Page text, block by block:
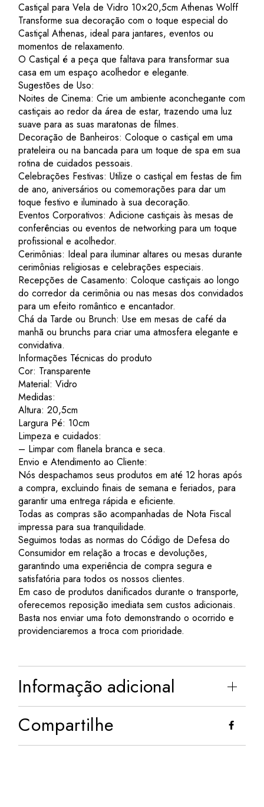
Castiçal para Vela de Vidro 10×20,5cm Athenas Wolff
Transforme sua decoração com o toque especial do
Castiçal Athenas, ideal para jantares, eventos ou
momentos de relaxamento.
O Castiçal é a peça que faltava para transformar sua
casa em um espaço acolhedor e elegante.
Sugestões de Uso:
Noites de Cinema: Crie um ambiente aconchegante com
castiçais ao redor da área de estar, trazendo uma luz
suave para as suas maratonas de filmes.
Decoração de Banheiros: Coloque o castiçal em uma
prateleira ou na bancada para um toque de spa em sua
rotina de cuidados pessoais.
Celebrações Festivas: Utilize o castiçal em festas de fim
de ano, aniversários ou comemorações para dar um
toque festivo e iluminado à sua decoração.
Eventos Corporativos: Adicione castiçais às mesas de
conferências ou eventos de networking para um toque
profissional e acolhedor.
Cerimônias: Ideal para iluminar altares ou mesas durante
cerimônias religiosas e celebrações especiais.
Recepções de Casamento: Coloque castiçais ao longo
do corredor da cerimônia ou nas mesas dos convidados
para um efeito romântico e encantador.
Chá da Tarde ou Brunch: Use em mesas de café da
manhã ou brunchs para criar uma atmosfera elegante e
convidativa.
Informações Técnicas do produto
Cor: Transparente
Material: Vidro
Medidas:
Altura: 20,5cm
Largura Pé: 10cm
Limpeza e cuidados:
– Limpar com flanela branca e seca.
Envio e Atendimento ao Cliente:
Nós despachamos seus produtos em até 12 horas após
a compra, excluindo finais de semana e feriados, para
garantir uma entrega rápida e eficiente.
Todas as compras são acompanhadas de Nota Fiscal
impressa para sua tranquilidade.
Seguimos todas as normas do Código de Defesa do
Consumidor em relação a trocas e devoluções,
garantindo uma experiência de compra segura e
satisfatória para todos os nossos clientes.
Em caso de produtos danificados durante o transporte,
oferecemos reposição imediata sem custos adicionais.
Basta nos enviar uma foto demonstrando o ocorrido e
providenciaremos a troca com prioridade.
Informação adicional
Compartilhe